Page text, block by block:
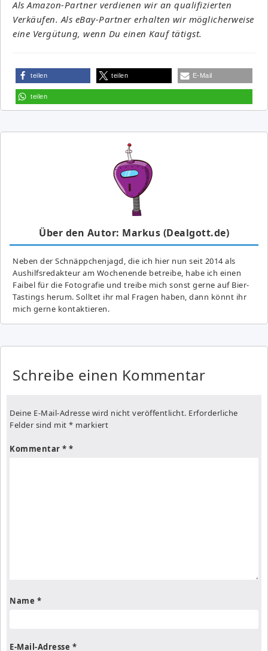
Als Amazon-Partner verdienen wir an qualifizierten
Verkäufen. Als eBay-Partner erhalten wir möglicherweise
eine Vergütung, wenn Du einen Kauf tätigst.
teilen teilen E-Mail
teilen
Über den Autor: Markus (Dealgott.de)
Neben der Schnäppchenjagd, die ich hier nun seit 2014 als
Aushilfsredakteur am Wochenende betreibe, habe ich einen
Faibel für die Fotografie und treibe mich sonst gerne auf Bier-
Tastings herum. Solltet ihr mal Fragen haben, dann könnt ihr
mich gerne kontaktieren.
Schreibe einen Kommentar
Deine E-Mail-Adresse wird nicht veröffentlicht. Erforderliche
Felder sind mit * markiert
Kommentar *
Name *
E-Mail-Adresse *